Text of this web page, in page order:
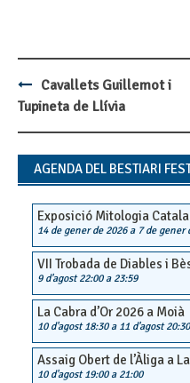
Post
navigation
Cavallets Guillemot i
Tupineta de Llívia
AGENDA DEL BESTIARI
Exposició Mitologia
14 de gener de 2026a 7 de gener
VII Trobada de Diables i
9 d'agost 22:00a 23:59
La Cabra d’Or 2026 a Moià
10 d'agost 18:30a 11 d'agost 20:30
Assaig Obert de l’Àliga a
10 d'agost 19:00a 21:00